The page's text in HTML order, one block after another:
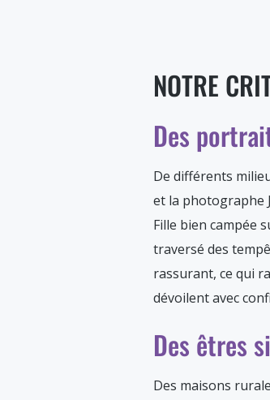
NOTRE
Des
De différents
et la photographe
Fille bien campée
traversé des
rassurant, ce qui
dévoilent avec
Des êtres
Des maisons